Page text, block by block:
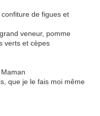
de figues et
pomme
verts et cèpes
que je le fais moi même